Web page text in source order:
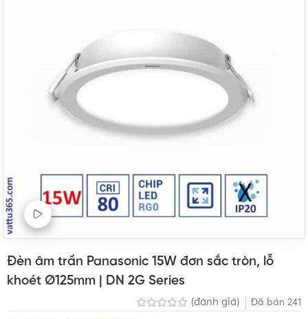
Xem Video sản phẩm
Đèn âm trần Panasonic 15W đơn sắc tròn, lỗ
khoét Ø125mm | DN 2G Series
(đánh giá) Đã bán 241